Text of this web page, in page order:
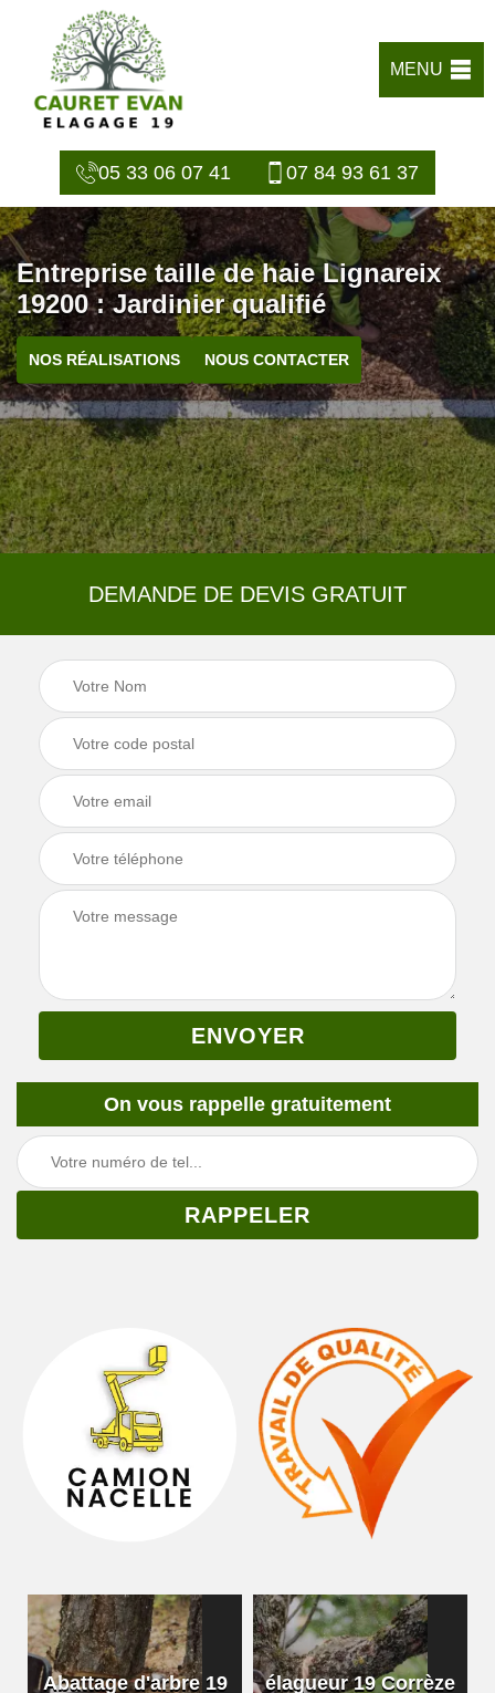
MENU
05 33 06 07 41 07 84 93 61 37
Entreprise taille de haie Lignareix
19200 : Jardinier qualifié
NOS RÉALISATIONS NOUS CONTACTER
DEMANDE DE DEVIS GRATUIT
On vous rappelle gratuitement
Abattage d'arbre 19 élagueur 19 Corrèze